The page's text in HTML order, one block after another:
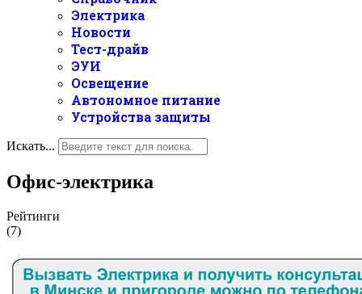
Электрика
Новости
Тест-драйв
ЭУИ
Освещение
Автономное питание
Устройства защиты
Искать...
Офис-электрика
Рейтинги
(7)